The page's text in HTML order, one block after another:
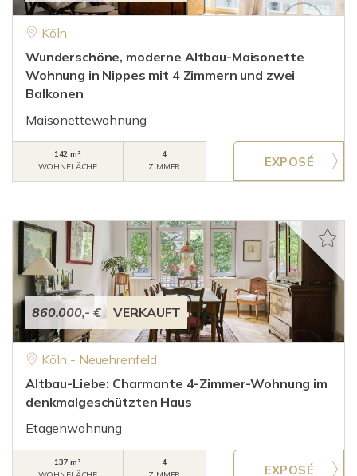
Köln
Wunderschöne, moderne Altbau-Maisonette
Wohnung in Nippes mit 4 Zimmern und zwei
Balkonen
Maisonettewohnung
142 m²
WOHNFLÄCHE
4
ZIMMER
860.000,- € VERKAUFT
Köln - Neuehrenfeld
Altbau-Liebe: Charmante 4-Zimmer-Wohnung im
denkmalgeschützten Haus
Etagenwohnung
137 m²
4